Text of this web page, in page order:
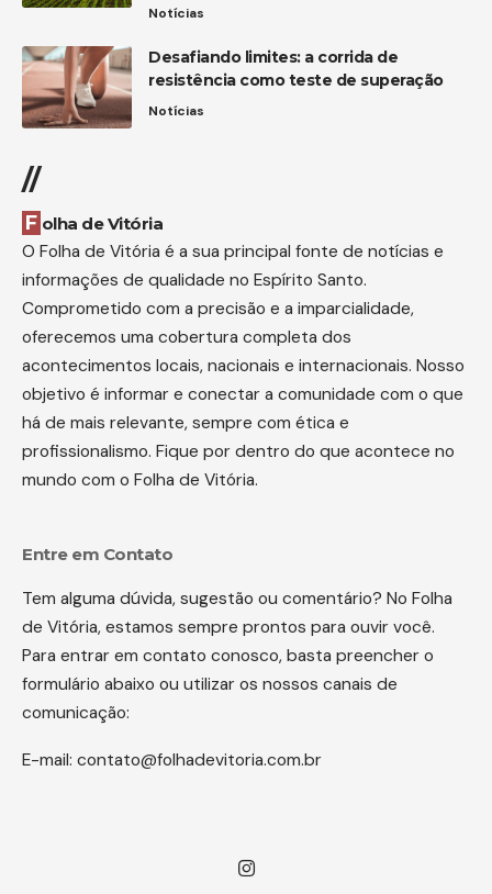
Notícias
Desafiando limites: a corrida de
resistência como teste de superação
Notícias
//
Folha de Vitória
O Folha de Vitória é a sua principal fonte de notícias e
informações de qualidade no Espírito Santo.
Comprometido com a precisão e a imparcialidade,
oferecemos uma cobertura completa dos
acontecimentos locais, nacionais e internacionais. Nosso
objetivo é informar e conectar a comunidade com o que
há de mais relevante, sempre com ética e
profissionalismo. Fique por dentro do que acontece no
mundo com o Folha de Vitória.
Entre em Contato
Tem alguma dúvida, sugestão ou comentário? No Folha
de Vitória, estamos sempre prontos para ouvir você.
Para entrar em contato conosco, basta preencher o
formulário abaixo ou utilizar os nossos canais de
comunicação:
E-mail: contato@folhadevitoria.com.br